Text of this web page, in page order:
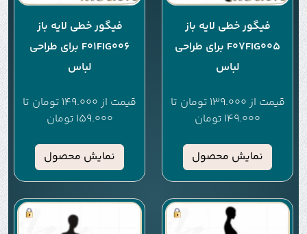
فیگور خطی لایه باز
F07FIG005 برای طراحی
لباس
قیمت از139.000 تومان تا
149.000 تومان
نمایش محصول
فیگور خطی لایه باز
F01FIG006 برای طراحی
لباس
قیمت از149.000 تومان تا
159.000 تومان
نمایش محصول